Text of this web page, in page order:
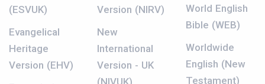
(ESVUK)
Evangelical
Heritage
Version (EHV)
Version (NIRV)
New
International
Version - UK
World English
Bible (WEB)
Worldwide
English (New
Testament)